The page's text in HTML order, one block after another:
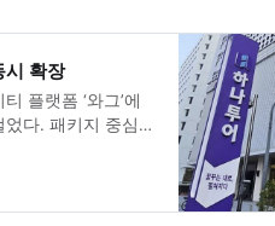
시 확장
플랫폼 ‘와그’에
다. 패키지 중심
의 전환을 가속화